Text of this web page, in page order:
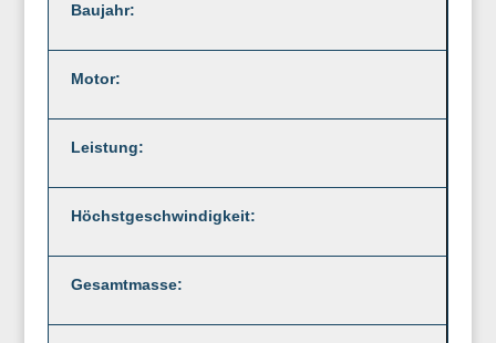
Baujahr:
Motor:
Leistung:
Höchstgeschwindigkeit:
Gesamtmasse: